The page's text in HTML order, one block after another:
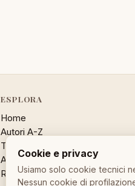
ESPLORA
Home
Autori A-Z
Temi
Aforisma a caso
Ricerca
Cookie e privacy
Usiamo solo cookie tecnici
Nessun cookie di